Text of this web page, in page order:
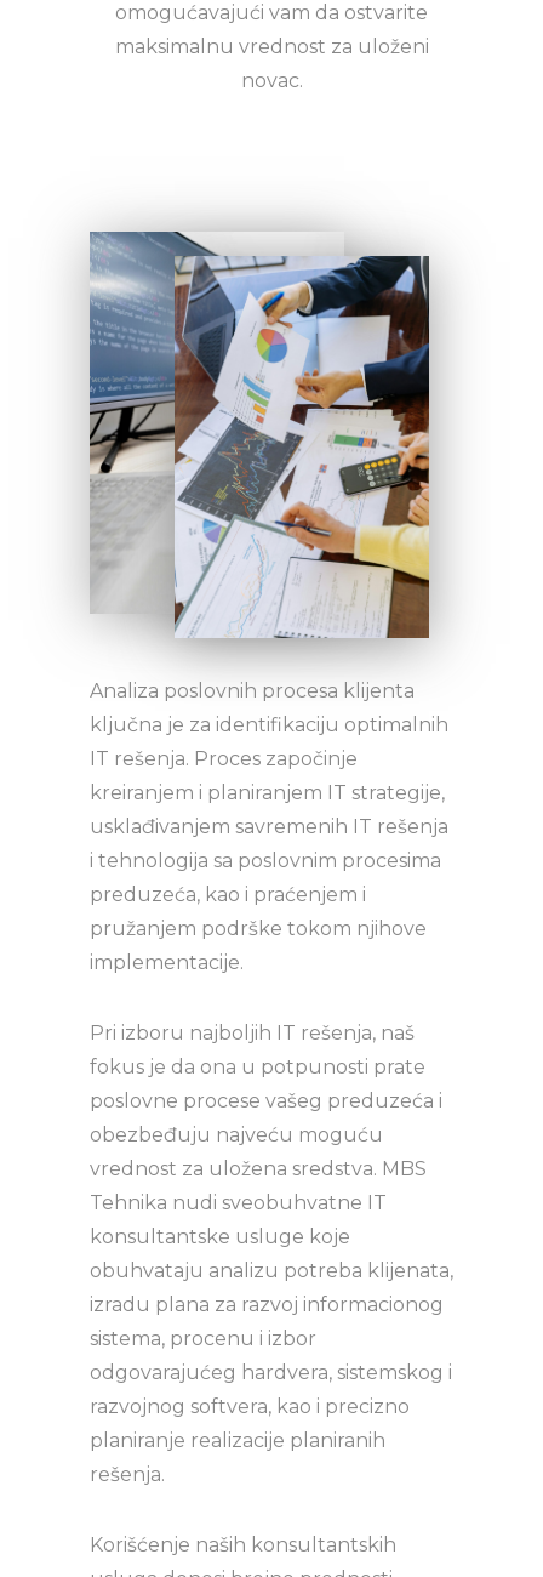
omogućavajući vam da ostvarite
maksimalnu vrednost za uloženi
novac.
Analiza poslovnih procesa klijenta
ključna je za identifikaciju optimalnih
IT rešenja. Proces započinje
kreiranjem i planiranjem IT strategije,
usklađivanjem savremenih IT rešenja
i tehnologija sa poslovnim procesima
preduzeća, kao i praćenjem i
pružanjem podrške tokom njihove
implementacije.
Pri izboru najboljih IT rešenja, naš
fokus je da ona u potpunosti prate
poslovne procese vašeg preduzeća i
obezbeđuju najveću moguću
vrednost za uložena sredstva. MBS
Tehnika nudi sveobuhvatne IT
konsultantske usluge koje
obuhvataju analizu potreba klijenata,
izradu plana za razvoj informacionog
sistema, procenu i izbor
odgovarajućeg hardvera, sistemskog i
razvojnog softvera, kao i precizno
planiranje realizacije planiranih
rešenja.
Korišćenje naših konsultantskih